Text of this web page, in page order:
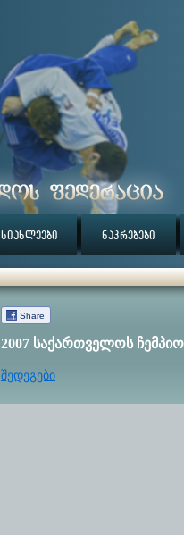
სიახლეები ნაკრებები
Share
2007 საქართველოს
შედეგები